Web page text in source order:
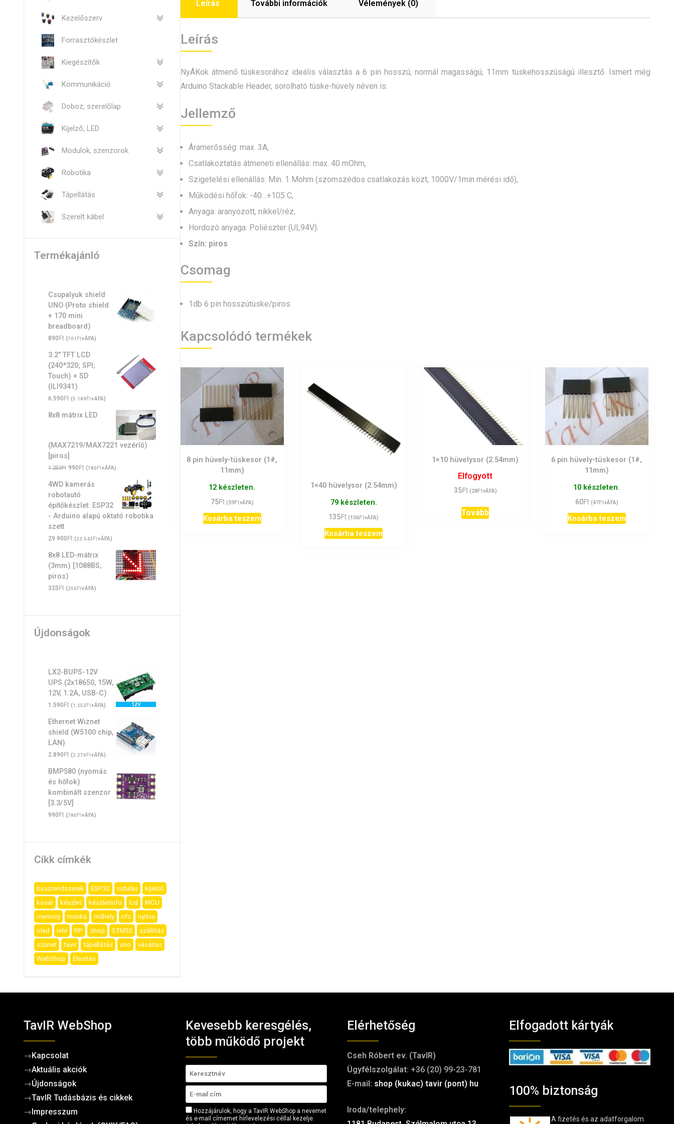
Leírás További információk Vélemények (0)
Leírás
NyÁKok átmenő tüskesorához ideális választás a 6 pin hosszú, normál magasságú, 11mm tüskehosszúságú illesztő. Ismert még
Arduino Stackable Header, sorolható tüske-hüvely néven is.
Jellemző
Áramerősség: max. 3A,
Csatlakoztatás átmeneti ellenállás: max. 40 mOhm,
Szigetelési ellenállás: Min. 1 Mohm (szomszédos csatlakozás közt, 1000V/1min mérési idő),
Működési hőfok: -40…+105 C,
Anyaga: aranyozott, nikkel/réz,
Hordozó anyaga: Poliészter (UL94V).
Szín: piros
Csomag
1db 6 pin hosszútüske/piros
Kapcsolódó termékek
8 pin hüvely-tüskesor (1#,
11mm)
12 készleten.
75Ft (59Ft+ÁFA)
Kosárba teszem
1×40 hüvelysor (2.54mm)
79 készleten.
135Ft (106Ft+ÁFA)
Kosárba teszem
1×10 hüvelysor (2.54mm)
Elfogyott
35Ft (28Ft+ÁFA)
Tovább
6 pin hüvely-tüskesor (1#,
11mm)
10 készleten.
60Ft (47Ft+ÁFA)
Kosárba teszem
Kezelőszerv
Forrasztókészlet
Kiegészítők
Kommunikáció
Doboz, szerelőlap
Kijelző, LED
Modulok, szenzorok
Robotika
Tápellátás
Szerelt kábel
Termékajánló
Csupalyuk shield
UNO (Proto shield
+ 170 mini
breadboard)
890Ft (701 Ft+ÁFA)
3.2" TFT LCD
(240*320; SPI;
Touch) + SD
(ILI9341)
6.590Ft (5.189Ft+ÁFA)
8x8 mátrix LED
(MAX7219/MAX7221 vezérlő)
[piros]
1.250Ft Original
was:
1.250Ft.
990FtCurrent
is:
(780Ft+ÁFA)
4WD kamerás
robotautó
építőkészlet: ESP32
- Arduino alapú oktató robotika
szett
29.900Ft (23.543Ft+ÁFA)
8x8 LED-mátrix
(3mm) [1088BS,
piros)
325Ft (256Ft+ÁFA)
Újdonságok
LX2-BUPS-12V
UPS (2x18650, 15W,
12V, 1.2A, USB-C)
1.590Ft (1.252Ft+ÁFA)
Ethernet Wiznet
shield (W5100 chip,
LAN)
2.890Ft (2.276Ft+ÁFA)
BMP580 (nyomás
és hőfok)
kombinált szenzor
[3.3/5V]
990Ft (780Ft+ÁFA)
Cikk címkék
buszrendszerek ESP32 indulás
kijelző
kosár
készlet készletinfo lcd
MCU
memory
munka műhely nfc
nyitva
oled
relé RP shop STM32
szállítás
szünet
tavir tápellátás uno
vásárlás
WebShop
Élesítés
TavIR WebShop
→Kapcsolat
→Aktuális akciók
→Újdonságok
→TavIR Tudásbázis és cikkek
→ Impresszum
Kevesebb keresgélés,
több működő projekt
Hozzájárulok, hogy a TavIR WebShop a nevemet
és e-mail címemet hírlevelezési céllal kezelje.
Elérhetőség
Cseh Róbert ev. (TavIR)
Ügyfélszolgálat: +36 (20) 99-23-781
E-mail: shop (kukac) tavir (pont) hu
Iroda/telephely:
Elfogadott kártyák
100% biztonság
A fizetés és az adatforgalom